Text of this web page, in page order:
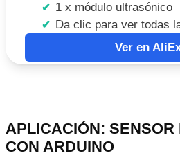
1 x módulo ultrasónico
Da clic para ver todas
Ver en
APLICACIÓN: SENSOR
CON ARDUINO